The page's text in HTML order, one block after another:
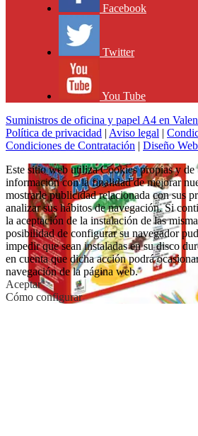
Facebook
Twitter
You Tube
Suministros de oficina y papel A4 en
Política de privacidad | Aviso legal |
Condiciones de Contratación | Diseño
Este sitio web utiliza Cookies propias y de
información con la finalidad de mejorar
mostrarle publicidad relacionada con sus
analizar sus hábitos de navegación. Si
la aceptación de la instalación de las
posibilidad de configurar su navegador
impedir que sean instaladas en su disco
en cuenta que dicha acción podrá
navegación de la página web.
Aceptar
Cómo configurar